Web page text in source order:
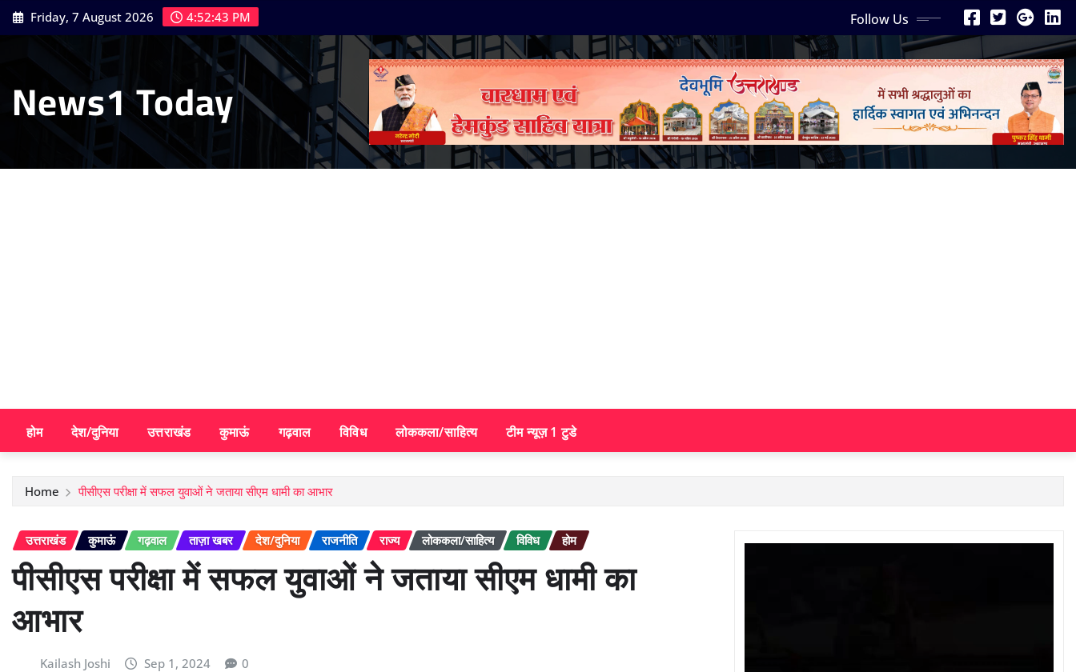
Skip
to
Friday, 7 August 2026 4:52:44 PM Follow Us
News1 Today
होम देश/दुनिया उत्तराखंड कुमाऊं गढ़वाल विविध लोककला/साहित्य टीम न्यूज़ 1 टुडे
Home पीसीएस परीक्षा में सफल युवाओं ने जताया सीएम धामी का आभार
उत्तराखंड कुमाऊं गढ़वाल ताज़ा खबर देश/दुनिया राजनीति राज्य लोककला/साहित्य विविध होम
पीसीएस परीक्षा में सफल युवाओं ने जताया सीएम धामी का
आभार
Kailash Joshi Sep 1, 2024 0